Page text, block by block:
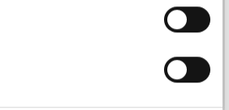
12,05 zł